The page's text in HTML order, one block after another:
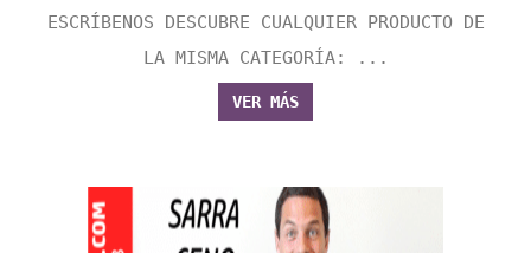
ESCRÍBENOS DESCUBRE CUALQUIER PRODUCTO DE
LA MISMA CATEGORÍA: ...
VER MÁS